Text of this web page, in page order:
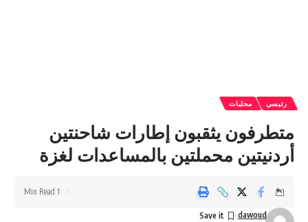
رئيسي محليات
متطرفون يثقبون إطارات شاحنتين
أردنيتين محملتين بالمساعدات لغزة
dawoud
1 Min Read